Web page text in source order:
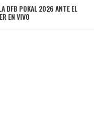
DFB POKAL 2026 ANTE EL
EN VIVO